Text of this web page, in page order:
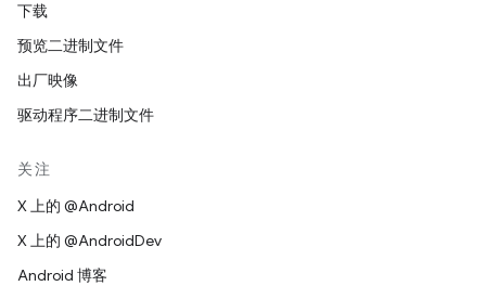
下载
预览二进制文件
出厂映像
驱动程序二进制文件
关注
X 上的 @Android
X 上的 @AndroidDev
Android 博客